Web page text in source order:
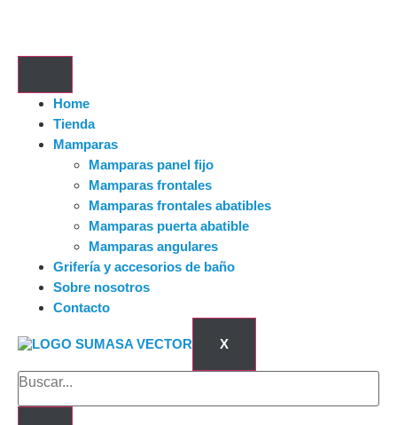
Home
Tienda
Mamparas
Mamparas panel fijo
Mamparas frontales
Mamparas frontales abatibles
Mamparas puerta abatible
Mamparas angulares
Grifería y accesorios de baño
Sobre nosotros
Contacto
X